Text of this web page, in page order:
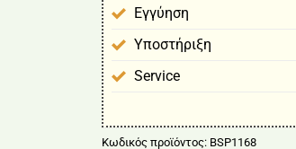
Εγγύηση
Υποστήριξη
Service
Κωδικός προϊόντος: BSP1168